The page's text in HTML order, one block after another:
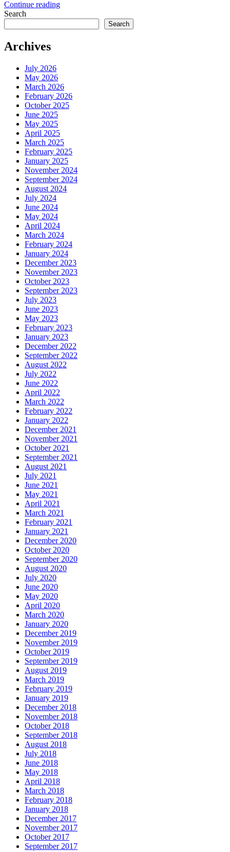
Continue reading
Search
Search
Archives
July 2026
May 2026
March 2026
February 2026
October 2025
June 2025
May 2025
April 2025
March 2025
February 2025
January 2025
November 2024
September 2024
August 2024
July 2024
June 2024
May 2024
April 2024
March 2024
February 2024
January 2024
December 2023
November 2023
October 2023
September 2023
July 2023
June 2023
May 2023
February 2023
January 2023
December 2022
September 2022
August 2022
July 2022
June 2022
April 2022
March 2022
February 2022
January 2022
December 2021
November 2021
October 2021
September 2021
August 2021
July 2021
June 2021
May 2021
April 2021
March 2021
February 2021
January 2021
December 2020
October 2020
September 2020
August 2020
July 2020
June 2020
May 2020
April 2020
March 2020
January 2020
December 2019
November 2019
October 2019
September 2019
August 2019
March 2019
February 2019
January 2019
December 2018
November 2018
October 2018
September 2018
August 2018
July 2018
June 2018
May 2018
April 2018
March 2018
February 2018
January 2018
December 2017
November 2017
October 2017
September 2017